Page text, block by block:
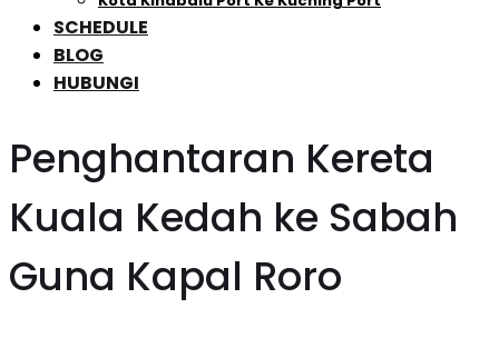
SCHEDULE
BLOG
HUBUNGI
Penghantaran Kereta
Kuala Kedah ke Sabah
Guna Kapal Roro